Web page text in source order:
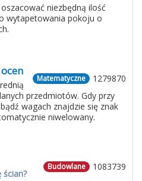
niezbędną ilość
wytapetowania pokoju o
1279870
Matematyczne
przedmiotów. Gdy przy
wagach znajdzie się znak
niwelowany.
1083739
Budowlane
ścian?